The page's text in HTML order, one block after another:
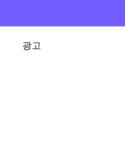
광고